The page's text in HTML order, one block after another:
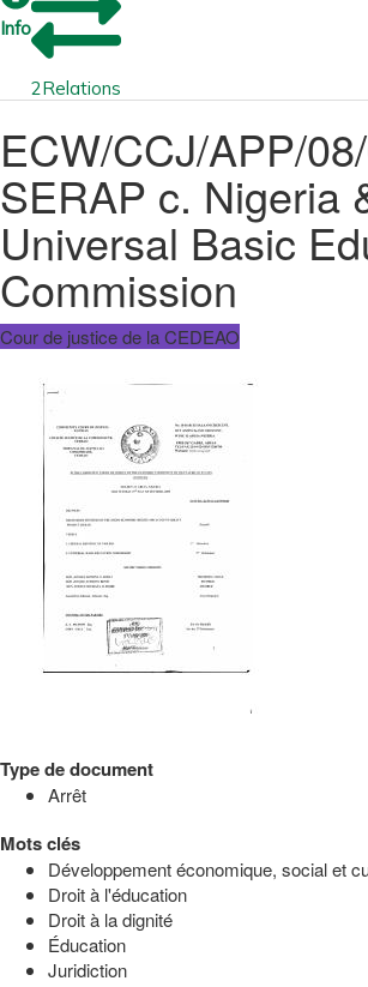
Info
2Relations
ECW/CCJ/APP/
SERAP c. Nigeria
Universal Basic
Commission
Cour de justice de la CEDEAO
Type de document
Arrêt
Mots clés
Développement économique, social et
Droit à l'éducation
Droit à la dignité
Éducation
Juridiction